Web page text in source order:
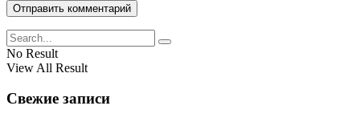
No Result
View All Result
Свежие записи